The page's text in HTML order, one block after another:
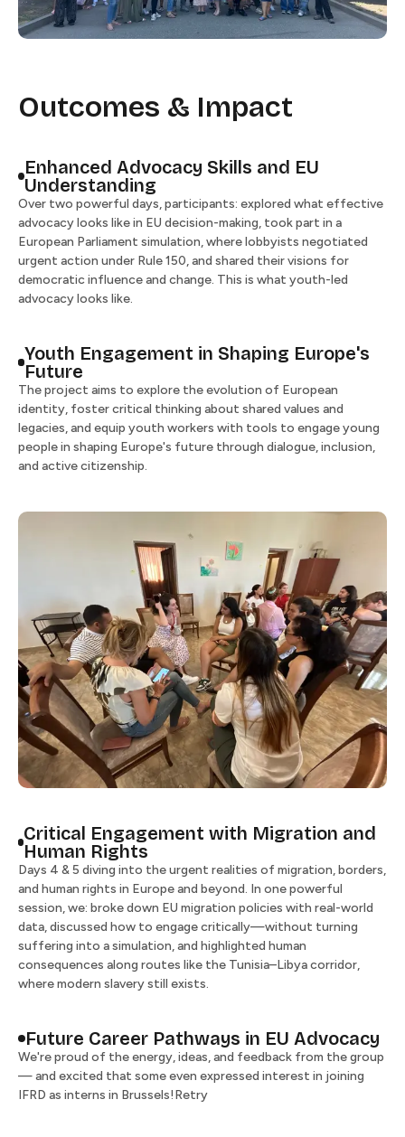
Outcomes & Impact
Enhanced Advocacy Skills and EU
Understanding​​​​‌ ‍ ​‍​‍‌‍ ‌ ​‍‌‍‍‌‌‍‌ ‌‍‍‌‌‍ ‍​‍​‍​ ‍‍​‍​‍‌ ​ ‌‍​‌‌‍ ‍‌‍‍‌‌ ‌​‌ ‍‌​‍ ‍‌‍‍‌‌‍ ​‍​‍​‍ ​​‍​‍‌‍‍​‌ ​‍‌‍‌‌‌‍‌‍​‍​‍​ ‍‍​‍​‍​‍ ‌ ​ ‌ ‌​‌ ‌‌‌‍‌​‌‍‍‌‌‍ ​‍ ‌‍‍‌‌‍ ‍‌ ‌​‌‍‌‌‌‍ ‍‌ ‌​​‍ ‌‍‌‌‌‍‌​‌‍‍‌‌ ‌​​‍ ‌‍ ‌‌‍ ‌‍‌​‌‍‌‌​ ‌‌ ​​‌ ​‍‌‍‌‌‌ ​ ‌‍‌‌‌‍ ‍‌ ‌​‌‍​‌‌ ‌​‌‍‍‌‌‍ ‌‍ ‍​ ‍ ‌‍‍‌‌‍‌​​ ‌‌‍‌‌‌‍​‍​ ​‌​ ‌​​ ‌ ​ ‌ ​ ​​‌‍‌‍​‍ ‌‌‍​‍​ ​​​ ‌‍​ ​‌​‍ ‌​ ‌​‌‍‌‌​ ​​‌‍‌‍​‍ ‌​ ‍‌​ ​​​ ‌‌​ ​ ​‍ ‌​ ‌​​ ‌‍‌‍​‌​ ​‌‌‍‌​‌‍‌‍​ ‌ ​ ​‌‌‍‌‌‌‍​ ‌‍‌‍‌‍​ ​ ‍ ‌ ‌​‌ ‍‌‌ ​​‌‍‌‌​ ‌‌ ​​‌ ​‍‌‍ ‌‍‍‍‌‍‌‌‌‍​ ‌ ‌​​ ‍ ‌ ​​‌‍​‌‌ ‌​‌‍‍​​ ‌‌‍ ‌ ‌‌‌ ‌​‌‍​ ‌‍ ‌‍ ‌‌‍‌‌‌ ​ ​‍‌‌​ ‌‌‌​​‍‌‌ ‌‍‍ ‌‍‌‌‌ ‍‌​‍‌‌​ ​ ‌​‌​​‍‌‌​ ​ ‌​‌​​‍‌‌​ ​‍​ ​‍​ ​ ​ ​‍​ ‌ ‌‍‌‍‌‍​‍‌‍‌​​ ‍​​ ​ ‌‍​‍​ ‌​‌‍‌​‌‍‌‌​‍‌‌​ ​‍​ ​‍​‍‌‌​ ‌‌‌​‌​​‍ ‍‌ ‌​‌‍‍‌‌ ‌​‌‍ ​‌‍‌‌​ ‌‍​‍‌‍​‌‌ ​ ‌‍‌‌‌‌‌‌‌ ​‍‌‍ ​​ ‌​‍‌‌​ ​‍‌​‌‍‌ ​ ‌ ‌​‌ ‌‌‌‍‌​‌‍‍‌‌‍ ​‍‌‍‌‍‍‌‌‍‌​​ ‌‌‍‌‌‌‍​‍​ ​‌​ ‌​​ ‌ ​ ‌ ​ ​​‌‍‌‍​‍ ‌‌‍​‍​ ​​​ ‌‍​ ​‌​‍ ‌​ ‌​‌‍‌‌​ ​​‌‍‌‍​‍ ‌​ ‍‌​ ​​​ ‌‌​ ​ ​‍ ‌​ ‌​​ ‌‍‌‍​‌​ ​‌‌‍‌​‌‍‌‍​ ‌ ​ ​‌‌‍‌‌‌‍​ ‌‍‌‍‌‍​ ​‍‌‍‌ ‌​‌ ‍‌‌ ​​‌‍‌‌​ ‌‌ ​​‌ ​‍‌‍ ‌‍‍‍‌‍‌‌‌‍​ ‌ ‌​​‍‌‍‌ ​​‌‍​‌‌ ‌​‌‍‍​​ ‌‌‍ ‌ ‌‌‌ ‌​‌‍​ ‌‍ ‌‍ ‌‌‍‌‌‌ ​ ​‍‌‌​ ‌‌‌​​‍‌‌ ‌‍‍ ‌‍‌‌‌ ‍‌​‍‌‌​ ​ ‌​‌​​‍‌‌​ ​ ‌​‌​​‍‌‌​ ​‍​ ​‍​ ​ ​ ​‍​ ‌ ‌‍‌‍‌‍​‍‌‍‌​​ ‍​​ ​ ‌‍​‍​ ‌​‌‍‌​‌‍‌‌​‍‌‌​ ​‍​ ​‍​‍‌‌​ ‌‌‌​‌​​‍ ‍‌ ‌​‌‍‍‌‌ ‌​‌‍ ​‌‍‌‌​‍‌‍‌ ​​‌‍‌‌‌ ​‍‌ ​ ‌ ​​‌‍‌‌‌‍​ ‌ ‌​‌‍‍‌‌ ‌‍‌‍‌‌​ ‌‌ ​​‌ ‌‌‌‍​‍‌‍ ​‌‍‍‌‌ ​ ‌‍‍​‌‍‌‌‌‍‌​​‍​‍‌ ‌
Over two powerful days, participants: explored what effective
advocacy looks like in EU decision-making, took part in a
European Parliament simulation, where lobbyists negotiated
urgent action under Rule 150, and shared their visions for
democratic influence and change. This is what youth-led
advocacy looks like. ​​​​‌ ‍ ​‍​‍‌‍ ‌ ​‍‌‍‍‌‌‍‌ ‌‍‍‌‌‍ ‍​‍​‍​ ‍‍​‍​‍‌ ​ ‌‍​‌‌‍ ‍‌‍‍‌‌ ‌​‌ ‍‌​‍ ‍‌‍‍‌‌‍ ​‍​‍​‍ ​​‍​‍‌‍‍​‌ ​‍‌‍‌‌‌‍‌‍​‍​‍​ ‍‍​‍​‍​‍ ‌ ​ ‌ ‌​‌ ‌‌‌‍‌​‌‍‍‌‌‍ ​‍ ‌‍‍‌‌‍ ‍‌ ‌​‌‍‌‌‌‍ ‍‌ ‌​​‍ ‌‍‌‌‌‍‌​‌‍‍‌‌ ‌​​‍ ‌‍ ‌‌‍ ‌‍‌​‌‍‌‌​ ‌‌ ​​‌ ​‍‌‍‌‌‌ ​ ‌‍‌‌‌‍ ‍‌ ‌​‌‍​‌‌ ‌​‌‍‍‌‌‍ ‌‍ ‍​ ‍ ‌‍‍‌‌‍‌​​ ‌‌‍‌‌‌‍​‍​ ​‌​ ‌​​ ‌ ​ ‌ ​ ​​‌‍‌‍​‍ ‌‌‍​‍​ ​​​ ‌‍​ ​‌​‍ ‌​ ‌​‌‍‌‌​ ​​‌‍‌‍​‍ ‌​ ‍‌​ ​​​ ‌‌​ ​ ​‍ ‌​ ‌​​ ‌‍‌‍​‌​ ​‌‌‍‌​‌‍‌‍​ ‌ ​ ​‌‌‍‌‌‌‍​ ‌‍‌‍‌‍​ ​ ‍ ‌ ‌​‌ ‍‌‌ ​​‌‍‌‌​ ‌‌ ​​‌ ​‍‌‍ ‌‍‍‍‌‍‌‌‌‍​ ‌ ‌​​ ‍ ‌ ​​‌‍​‌‌ ‌​‌‍‍​​ ‌‌‍ ‌ ‌‌‌ ‌​‌‍​ ‌‍ ‌‍ ‌‌‍‌‌‌ ​ ​‍‌‌​ ‌‌‌​​‍‌‌ ‌‍‍ ‌‍‌‌‌ ‍‌​‍‌‌​ ​ ‌​‌​​‍‌‌​ ​ ‌​‌​​‍‌‌​ ​‍​ ​‍​ ​ ​ ​‍​ ‌ ‌‍‌‍‌‍​‍‌‍‌​​ ‍​​ ​ ‌‍​‍​ ‌​‌‍‌​‌‍‌‌​‍‌‌​ ​‍​ ​‍​‍‌‌​ ‌‌‌​‌​​‍ ‍‌‍‌​‌‍‌‌‌ ​ ‌‍​ ‌ ​‍‌‍‍‌‌ ​​‌ ‌​‌‍‍‌‌‍ ‌‍ ‍​ ‌‍​‍‌‍​‌‌ ​ ‌‍‌‌‌‌‌‌‌ ​‍‌‍ ​​ ‌​‍‌‌​ ​‍‌​‌‍‌ ​ ‌ ‌​‌ ‌‌‌‍‌​‌‍‍‌‌‍ ​‍‌‍‌‍‍‌‌‍‌​​ ‌‌‍‌‌‌‍​‍​ ​‌​ ‌​​ ‌ ​ ‌ ​ ​​‌‍‌‍​‍ ‌‌‍​‍​ ​​​ ‌‍​ ​‌​‍ ‌​ ‌​‌‍‌‌​ ​​‌‍‌‍​‍ ‌​ ‍‌​ ​​​ ‌‌​ ​ ​‍ ‌​ ‌​​ ‌‍‌‍​‌​ ​‌‌‍‌​‌‍‌‍​ ‌ ​ ​‌‌‍‌‌‌‍​ ‌‍‌‍‌‍​ ​‍‌‍‌ ‌​‌ ‍‌‌ ​​‌‍‌‌​ ‌‌ ​​‌ ​‍‌‍ ‌‍‍‍‌‍‌‌‌‍​ ‌ ‌​​‍‌‍‌ ​​‌‍​‌‌ ‌​‌‍‍​​ ‌‌‍ ‌ ‌‌‌ ‌​‌‍​ ‌‍ ‌‍ ‌‌‍‌‌‌ ​ ​‍‌‌​ ‌‌‌​​‍‌‌ ‌‍‍ ‌‍‌‌‌ ‍‌​‍‌‌​ ​ ‌​‌​​‍‌‌​ ​ ‌​‌​​‍‌‌​ ​‍​ ​‍​ ​ ​ ​‍​ ‌ ‌‍‌‍‌‍​‍‌‍‌​​ ‍​​ ​ ‌‍​‍​ ‌​‌‍‌​‌‍‌‌​‍‌‌​ ​‍​ ​‍​‍‌‌​ ‌‌‌​‌​​‍ ‍‌‍‌​‌‍‌‌‌ ​ ‌‍​ ‌ ​‍‌‍‍‌‌ ​​‌ ‌​‌‍‍‌‌‍ ‌‍ ‍​‍‌‍‌ ​​‌‍‌‌‌ ​‍‌ ​ ‌ ​​‌‍‌‌‌‍​ ‌ ‌​‌‍‍‌‌ ‌‍‌‍‌‌​ ‌‌ ​​‌ ‌‌‌‍​‍‌‍ ​‌‍‍‌‌ ​ ‌‍‍​‌‍‌‌‌‍‌​​‍​‍‌ ‌
Youth Engagement in Shaping Europe's
Future​​​​‌ ‍ ​‍​‍‌‍ ‌ ​‍‌‍‍‌‌‍‌ ‌‍‍‌‌‍ ‍​‍​‍​ ‍‍​‍​‍‌ ​ ‌‍​‌‌‍ ‍‌‍‍‌‌ ‌​‌ ‍‌​‍ ‍‌‍‍‌‌‍ ​‍​‍​‍ ​​‍​‍‌‍‍​‌ ​‍‌‍‌‌‌‍‌‍​‍​‍​ ‍‍​‍​‍​‍ ‌ ​ ‌ ‌​‌ ‌‌‌‍‌​‌‍‍‌‌‍ ​‍ ‌‍‍‌‌‍ ‍‌ ‌​‌‍‌‌‌‍ ‍‌ ‌​​‍ ‌‍‌‌‌‍‌​‌‍‍‌‌ ‌​​‍ ‌‍ ‌‌‍ ‌‍‌​‌‍‌‌​ ‌‌ ​​‌ ​‍‌‍‌‌‌ ​ ‌‍‌‌‌‍ ‍‌ ‌​‌‍​‌‌ ‌​‌‍‍‌‌‍ ‌‍ ‍​ ‍ ‌‍‍‌‌‍‌​​ ‌‌‍‌‌‌‍​‍​ ​‌​ ‌​​ ‌ ​ ‌ ​ ​​‌‍‌‍​‍ ‌‌‍​‍​ ​​​ ‌‍​ ​‌​‍ ‌​ ‌​‌‍‌‌​ ​​‌‍‌‍​‍ ‌​ ‍‌​ ​​​ ‌‌​ ​ ​‍ ‌​ ‌​​ ‌‍‌‍​‌​ ​‌‌‍‌​‌‍‌‍​ ‌ ​ ​‌‌‍‌‌‌‍​ ‌‍‌‍‌‍​ ​ ‍ ‌ ‌​‌ ‍‌‌ ​​‌‍‌‌​ ‌‌ ​​‌ ​‍‌‍ ‌‍‍‍‌‍‌‌‌‍​ ‌ ‌​​ ‍ ‌ ​​‌‍​‌‌ ‌​‌‍‍​​ ‌‌‍ ‌ ‌‌‌ ‌​‌‍​ ‌‍ ‌‍ ‌‌‍‌‌‌ ​ ​‍‌‌​ ‌‌‌​​‍‌‌ ‌‍‍ ‌‍‌‌‌ ‍‌​‍‌‌​ ​ ‌​‌​​‍‌‌​ ​ ‌​‌​​‍‌‌​ ​‍​ ​‍‌‍​ ‌‍‌​‌‍​ ​ ‍‌​ ‌​​ ‍​​ ​​​ ‍​‌‍‌​‌‍​‍​ ‌ ​ ​‍​‍‌‌​ ​‍​ ​‍​‍‌‌​ ‌‌‌​‌​​‍ ‍‌ ‌​‌‍‍‌‌ ‌​‌‍ ​‌‍‌‌​ ‌‍​‍‌‍​‌‌ ​ ‌‍‌‌‌‌‌‌‌ ​‍‌‍ ​​ ‌​‍‌‌​ ​‍‌​‌‍‌ ​ ‌ ‌​‌ ‌‌‌‍‌​‌‍‍‌‌‍ ​‍‌‍‌‍‍‌‌‍‌​​ ‌‌‍‌‌‌‍​‍​ ​‌​ ‌​​ ‌ ​ ‌ ​ ​​‌‍‌‍​‍ ‌‌‍​‍​ ​​​ ‌‍​ ​‌​‍ ‌​ ‌​‌‍‌‌​ ​​‌‍‌‍​‍ ‌​ ‍‌​ ​​​ ‌‌​ ​ ​‍ ‌​ ‌​​ ‌‍‌‍​‌​ ​‌‌‍‌​‌‍‌‍​ ‌ ​ ​‌‌‍‌‌‌‍​ ‌‍‌‍‌‍​ ​‍‌‍‌ ‌​‌ ‍‌‌ ​​‌‍‌‌​ ‌‌ ​​‌ ​‍‌‍ ‌‍‍‍‌‍‌‌‌‍​ ‌ ‌​​‍‌‍‌ ​​‌‍​‌‌ ‌​‌‍‍​​ ‌‌‍ ‌ ‌‌‌ ‌​‌‍​ ‌‍ ‌‍ ‌‌‍‌‌‌ ​ ​‍‌‌​ ‌‌‌​​‍‌‌ ‌‍‍ ‌‍‌‌‌ ‍‌​‍‌‌​ ​ ‌​‌​​‍‌‌​ ​ ‌​‌​​‍‌‌​ ​‍​ ​‍‌‍​ ‌‍‌​‌‍​ ​ ‍‌​ ‌​​ ‍​​ ​​​ ‍​‌‍‌​‌‍​‍​ ‌ ​ ​‍​‍‌‌​ ​‍​ ​‍​‍‌‌​ ‌‌‌​‌​​‍ ‍‌ ‌​‌‍‍‌‌ ‌​‌‍ ​‌‍‌‌​‍‌‍‌ ​​‌‍‌‌‌ ​‍‌ ​ ‌ ​​‌‍‌‌‌‍​ ‌ ‌​‌‍‍‌‌ ‌‍‌‍‌‌​ ‌‌ ​​‌ ‌‌‌‍​‍‌‍ ​‌‍‍‌‌ ​ ‌‍‍​‌‍‌‌‌‍‌​​‍​‍‌ ‌
The project aims to explore the evolution of European
identity, foster critical thinking about shared values and
legacies, and equip youth workers with tools to engage young
people in shaping Europe's future through dialogue, inclusion,
and active citizenship. ​​​​‌ ‍ ​‍​‍‌‍ ‌ ​‍‌‍‍‌‌‍‌ ‌‍‍‌‌‍ ‍​‍​‍​ ‍‍​‍​‍‌ ​ ‌‍​‌‌‍ ‍‌‍‍‌‌ ‌​‌ ‍‌​‍ ‍‌‍‍‌‌‍ ​‍​‍​‍ ​​‍​‍‌‍‍​‌ ​‍‌‍‌‌‌‍‌‍​‍​‍​ ‍‍​‍​‍​‍ ‌ ​ ‌ ‌​‌ ‌‌‌‍‌​‌‍‍‌‌‍ ​‍ ‌‍‍‌‌‍ ‍‌ ‌​‌‍‌‌‌‍ ‍‌ ‌​​‍ ‌‍‌‌‌‍‌​‌‍‍‌‌ ‌​​‍ ‌‍ ‌‌‍ ‌‍‌​‌‍‌‌​ ‌‌ ​​‌ ​‍‌‍‌‌‌ ​ ‌‍‌‌‌‍ ‍‌ ‌​‌‍​‌‌ ‌​‌‍‍‌‌‍ ‌‍ ‍​ ‍ ‌‍‍‌‌‍‌​​ ‌‌‍‌‌‌‍​‍​ ​‌​ ‌​​ ‌ ​ ‌ ​ ​​‌‍‌‍​‍ ‌‌‍​‍​ ​​​ ‌‍​ ​‌​‍ ‌​ ‌​‌‍‌‌​ ​​‌‍‌‍​‍ ‌​ ‍‌​ ​​​ ‌‌​ ​ ​‍ ‌​ ‌​​ ‌‍‌‍​‌​ ​‌‌‍‌​‌‍‌‍​ ‌ ​ ​‌‌‍‌‌‌‍​ ‌‍‌‍‌‍​ ​ ‍ ‌ ‌​‌ ‍‌‌ ​​‌‍‌‌​ ‌‌ ​​‌ ​‍‌‍ ‌‍‍‍‌‍‌‌‌‍​ ‌ ‌​​ ‍ ‌ ​​‌‍​‌‌ ‌​‌‍‍​​ ‌‌‍ ‌ ‌‌‌ ‌​‌‍​ ‌‍ ‌‍ ‌‌‍‌‌‌ ​ ​‍‌‌​ ‌‌‌​​‍‌‌ ‌‍‍ ‌‍‌‌‌ ‍‌​‍‌‌​ ​ ‌​‌​​‍‌‌​ ​ ‌​‌​​‍‌‌​ ​‍​ ​‍‌‍​ ‌‍‌​‌‍​ ​ ‍‌​ ‌​​ ‍​​ ​​​ ‍​‌‍‌​‌‍​‍​ ‌ ​ ​‍​‍‌‌​ ​‍​ ​‍​‍‌‌​ ‌‌‌​‌​​‍ ‍‌‍‌​‌‍‌‌‌ ​ ‌‍​ ‌ ​‍‌‍‍‌‌ ​​‌ ‌​‌‍‍‌‌‍ ‌‍ ‍​ ‌‍​‍‌‍​‌‌ ​ ‌‍‌‌‌‌‌‌‌ ​‍‌‍ ​​ ‌​‍‌‌​ ​‍‌​‌‍‌ ​ ‌ ‌​‌ ‌‌‌‍‌​‌‍‍‌‌‍ ​‍‌‍‌‍‍‌‌‍‌​​ ‌‌‍‌‌‌‍​‍​ ​‌​ ‌​​ ‌ ​ ‌ ​ ​​‌‍‌‍​‍ ‌‌‍​‍​ ​​​ ‌‍​ ​‌​‍ ‌​ ‌​‌‍‌‌​ ​​‌‍‌‍​‍ ‌​ ‍‌​ ​​​ ‌‌​ ​ ​‍ ‌​ ‌​​ ‌‍‌‍​‌​ ​‌‌‍‌​‌‍‌‍​ ‌ ​ ​‌‌‍‌‌‌‍​ ‌‍‌‍‌‍​ ​‍‌‍‌ ‌​‌ ‍‌‌ ​​‌‍‌‌​ ‌‌ ​​‌ ​‍‌‍ ‌‍‍‍‌‍‌‌‌‍​ ‌ ‌​​‍‌‍‌ ​​‌‍​‌‌ ‌​‌‍‍​​ ‌‌‍ ‌ ‌‌‌ ‌​‌‍​ ‌‍ ‌‍ ‌‌‍‌‌‌ ​ ​‍‌‌​ ‌‌‌​​‍‌‌ ‌‍‍ ‌‍‌‌‌ ‍‌​‍‌‌​ ​ ‌​‌​​‍‌‌​ ​ ‌​‌​​‍‌‌​ ​‍​ ​‍‌‍​ ‌‍‌​‌‍​ ​ ‍‌​ ‌​​ ‍​​ ​​​ ‍​‌‍‌​‌‍​‍​ ‌ ​ ​‍​‍‌‌​ ​‍​ ​‍​‍‌‌​ ‌‌‌​‌​​‍ ‍‌‍‌​‌‍‌‌‌ ​ ‌‍​ ‌ ​‍‌‍‍‌‌ ​​‌ ‌​‌‍‍‌‌‍ ‌‍ ‍​‍‌‍‌ ​​‌‍‌‌‌ ​‍‌ ​ ‌ ​​‌‍‌‌‌‍​ ‌ ‌​‌‍‍‌‌ ‌‍‌‍‌‌​ ‌‌ ​​‌ ‌‌‌‍​‍‌‍ ​‌‍‍‌‌ ​ ‌‍‍​‌‍‌‌‌‍‌​​‍​‍‌ ‌
Critical Engagement with Migration and
Human Rights​​​​‌ ‍ ​‍​‍‌‍ ‌ ​‍‌‍‍‌‌‍‌ ‌‍‍‌‌‍ ‍​‍​‍​ ‍‍​‍​‍‌ ​ ‌‍​‌‌‍ ‍‌‍‍‌‌ ‌​‌ ‍‌​‍ ‍‌‍‍‌‌‍ ​‍​‍​‍ ​​‍​‍‌‍‍​‌ ​‍‌‍‌‌‌‍‌‍​‍​‍​ ‍‍​‍​‍​‍ ‌ ​ ‌ ‌​‌ ‌‌‌‍‌​‌‍‍‌‌‍ ​‍ ‌‍‍‌‌‍ ‍‌ ‌​‌‍‌‌‌‍ ‍‌ ‌​​‍ ‌‍‌‌‌‍‌​‌‍‍‌‌ ‌​​‍ ‌‍ ‌‌‍ ‌‍‌​‌‍‌‌​ ‌‌ ​​‌ ​‍‌‍‌‌‌ ​ ‌‍‌‌‌‍ ‍‌ ‌​‌‍​‌‌ ‌​‌‍‍‌‌‍ ‌‍ ‍​ ‍ ‌‍‍‌‌‍‌​​ ‌‌‍‌‌‌‍​‍​ ​‌​ ‌​​ ‌ ​ ‌ ​ ​​‌‍‌‍​‍ ‌‌‍​‍​ ​​​ ‌‍​ ​‌​‍ ‌​ ‌​‌‍‌‌​ ​​‌‍‌‍​‍ ‌​ ‍‌​ ​​​ ‌‌​ ​ ​‍ ‌​ ‌​​ ‌‍‌‍​‌​ ​‌‌‍‌​‌‍‌‍​ ‌ ​ ​‌‌‍‌‌‌‍​ ‌‍‌‍‌‍​ ​ ‍ ‌ ‌​‌ ‍‌‌ ​​‌‍‌‌​ ‌‌ ​​‌ ​‍‌‍ ‌‍‍‍‌‍‌‌‌‍​ ‌ ‌​​ ‍ ‌ ​​‌‍​‌‌ ‌​‌‍‍​​ ‌‌‍ ‌ ‌‌‌ ‌​‌‍​ ‌‍ ‌‍ ‌‌‍‌‌‌ ​ ​‍‌‌​ ‌‌‌​​‍‌‌ ‌‍‍ ‌‍‌‌‌ ‍‌​‍‌‌​ ​ ‌​‌​​‍‌‌​ ​ ‌​‌​​‍‌‌​ ​‍​ ​‍‌‍​‍‌‍​‌‌‍​ ​ ‌ ​ ​ ​ ‌‍​ ‌‍​ ‍‌​ ​​​ ​‍​ ‌‍​ ‍​​‍‌‌​ ​‍​ ​‍​‍‌‌​ ‌‌‌​‌​​‍ ‍‌ ‌​‌‍‍‌‌ ‌​‌‍ ​‌‍‌‌​ ‌‍​‍‌‍​‌‌ ​ ‌‍‌‌‌‌‌‌‌ ​‍‌‍ ​​ ‌​‍‌‌​ ​‍‌​‌‍‌ ​ ‌ ‌​‌ ‌‌‌‍‌​‌‍‍‌‌‍ ​‍‌‍‌‍‍‌‌‍‌​​ ‌‌‍‌‌‌‍​‍​ ​‌​ ‌​​ ‌ ​ ‌ ​ ​​‌‍‌‍​‍ ‌‌‍​‍​ ​​​ ‌‍​ ​‌​‍ ‌​ ‌​‌‍‌‌​ ​​‌‍‌‍​‍ ‌​ ‍‌​ ​​​ ‌‌​ ​ ​‍ ‌​ ‌​​ ‌‍‌‍​‌​ ​‌‌‍‌​‌‍‌‍​ ‌ ​ ​‌‌‍‌‌‌‍​ ‌‍‌‍‌‍​ ​‍‌‍‌ ‌​‌ ‍‌‌ ​​‌‍‌‌​ ‌‌ ​​‌ ​‍‌‍ ‌‍‍‍‌‍‌‌‌‍​ ‌ ‌​​‍‌‍‌ ​​‌‍​‌‌ ‌​‌‍‍​​ ‌‌‍ ‌ ‌‌‌ ‌​‌‍​ ‌‍ ‌‍ ‌‌‍‌‌‌ ​ ​‍‌‌​ ‌‌‌​​‍‌‌ ‌‍‍ ‌‍‌‌‌ ‍‌​‍‌‌​ ​ ‌​‌​​‍‌‌​ ​ ‌​‌​​‍‌‌​ ​‍​ ​‍‌‍​‍‌‍​‌‌‍​ ​ ‌ ​ ​ ​ ‌‍​ ‌‍​ ‍‌​ ​​​ ​‍​ ‌‍​ ‍​​‍‌‌​ ​‍​ ​‍​‍‌‌​ ‌‌‌​‌​​‍ ‍‌ ‌​‌‍‍‌‌ ‌​‌‍ ​‌‍‌‌​‍‌‍‌ ​​‌‍‌‌‌ ​‍‌ ​ ‌ ​​‌‍‌‌‌‍​ ‌ ‌​‌‍‍‌‌ ‌‍‌‍‌‌​ ‌‌ ​​‌ ‌‌‌‍​‍‌‍ ​‌‍‍‌‌ ​ ‌‍‍​‌‍‌‌‌‍‌​​‍​‍‌ ‌
Days 4 & 5 diving into the urgent realities of migration, borders,
and human rights in Europe and beyond. In one powerful
session, we: broke down EU migration policies with real-world
data, discussed how to engage critically—without turning
suffering into a simulation, and highlighted human
consequences along routes like the Tunisia–Libya corridor,
where modern slavery still exists. ​​​​‌ ‍ ​‍​‍‌‍ ‌ ​‍‌‍‍‌‌‍‌ ‌‍‍‌‌‍ ‍​‍​‍​ ‍‍​‍​‍‌ ​ ‌‍​‌‌‍ ‍‌‍‍‌‌ ‌​‌ ‍‌​‍ ‍‌‍‍‌‌‍ ​‍​‍​‍ ​​‍​‍‌‍‍​‌ ​‍‌‍‌‌‌‍‌‍​‍​‍​ ‍‍​‍​‍​‍ ‌ ​ ‌ ‌​‌ ‌‌‌‍‌​‌‍‍‌‌‍ ​‍ ‌‍‍‌‌‍ ‍‌ ‌​‌‍‌‌‌‍ ‍‌ ‌​​‍ ‌‍‌‌‌‍‌​‌‍‍‌‌ ‌​​‍ ‌‍ ‌‌‍ ‌‍‌​‌‍‌‌​ ‌‌ ​​‌ ​‍‌‍‌‌‌ ​ ‌‍‌‌‌‍ ‍‌ ‌​‌‍​‌‌ ‌​‌‍‍‌‌‍ ‌‍ ‍​ ‍ ‌‍‍‌‌‍‌​​ ‌‌‍‌‌‌‍​‍​ ​‌​ ‌​​ ‌ ​ ‌ ​ ​​‌‍‌‍​‍ ‌‌‍​‍​ ​​​ ‌‍​ ​‌​‍ ‌​ ‌​‌‍‌‌​ ​​‌‍‌‍​‍ ‌​ ‍‌​ ​​​ ‌‌​ ​ ​‍ ‌​ ‌​​ ‌‍‌‍​‌​ ​‌‌‍‌​‌‍‌‍​ ‌ ​ ​‌‌‍‌‌‌‍​ ‌‍‌‍‌‍​ ​ ‍ ‌ ‌​‌ ‍‌‌ ​​‌‍‌‌​ ‌‌ ​​‌ ​‍‌‍ ‌‍‍‍‌‍‌‌‌‍​ ‌ ‌​​ ‍ ‌ ​​‌‍​‌‌ ‌​‌‍‍​​ ‌‌‍ ‌ ‌‌‌ ‌​‌‍​ ‌‍ ‌‍ ‌‌‍‌‌‌ ​ ​‍‌‌​ ‌‌‌​​‍‌‌ ‌‍‍ ‌‍‌‌‌ ‍‌​‍‌‌​ ​ ‌​‌​​‍‌‌​ ​ ‌​‌​​‍‌‌​ ​‍​ ​‍‌‍​‍‌‍​‌‌‍​ ​ ‌ ​ ​ ​ ‌‍​ ‌‍​ ‍‌​ ​​​ ​‍​ ‌‍​ ‍​​‍‌‌​ ​‍​ ​‍​‍‌‌​ ‌‌‌​‌​​‍ ‍‌‍‌​‌‍‌‌‌ ​ ‌‍​ ‌ ​‍‌‍‍‌‌ ​​‌ ‌​‌‍‍‌‌‍ ‌‍ ‍​ ‌‍​‍‌‍​‌‌ ​ ‌‍‌‌‌‌‌‌‌ ​‍‌‍ ​​ ‌​‍‌‌​ ​‍‌​‌‍‌ ​ ‌ ‌​‌ ‌‌‌‍‌​‌‍‍‌‌‍ ​‍‌‍‌‍‍‌‌‍‌​​ ‌‌‍‌‌‌‍​‍​ ​‌​ ‌​​ ‌ ​ ‌ ​ ​​‌‍‌‍​‍ ‌‌‍​‍​ ​​​ ‌‍​ ​‌​‍ ‌​ ‌​‌‍‌‌​ ​​‌‍‌‍​‍ ‌​ ‍‌​ ​​​ ‌‌​ ​ ​‍ ‌​ ‌​​ ‌‍‌‍​‌​ ​‌‌‍‌​‌‍‌‍​ ‌ ​ ​‌‌‍‌‌‌‍​ ‌‍‌‍‌‍​ ​‍‌‍‌ ‌​‌ ‍‌‌ ​​‌‍‌‌​ ‌‌ ​​‌ ​‍‌‍ ‌‍‍‍‌‍‌‌‌‍​ ‌ ‌​​‍‌‍‌ ​​‌‍​‌‌ ‌​‌‍‍​​ ‌‌‍ ‌ ‌‌‌ ‌​‌‍​ ‌‍ ‌‍ ‌‌‍‌‌‌ ​ ​‍‌‌​ ‌‌‌​​‍‌‌ ‌‍‍ ‌‍‌‌‌ ‍‌​‍‌‌​ ​ ‌​‌​​‍‌‌​ ​ ‌​‌​​‍‌‌​ ​‍​ ​‍‌‍​‍‌‍​‌‌‍​ ​ ‌ ​ ​ ​ ‌‍​ ‌‍​ ‍‌​ ​​​ ​‍​ ‌‍​ ‍​​‍‌‌​ ​‍​ ​‍​‍‌‌​ ‌‌‌​‌​​‍ ‍‌‍‌​‌‍‌‌‌ ​ ‌‍​ ‌ ​‍‌‍‍‌‌ ​​‌ ‌​‌‍‍‌‌‍ ‌‍ ‍​‍‌‍‌ ​​‌‍‌‌‌ ​‍‌ ​ ‌ ​​‌‍‌‌‌‍​ ‌ ‌​‌‍‍‌‌ ‌‍‌‍‌‌​ ‌‌ ​​‌ ‌‌‌‍​‍‌‍ ​‌‍‍‌‌ ​ ‌‍‍​‌‍‌‌‌‍‌​​‍​‍‌ ‌
Future Career Pathways in EU Advocacy​​​​‌ ‍ ​‍​‍‌‍ ‌ ​‍‌‍‍‌‌‍‌ ‌‍‍‌‌‍ ‍​‍​‍​ ‍‍​‍​‍‌ ​ ‌‍​‌‌‍ ‍‌‍‍‌‌ ‌​‌ ‍‌​‍ ‍‌‍‍‌‌‍ ​‍​‍​‍ ​​‍​‍‌‍‍​‌ ​‍‌‍‌‌‌‍‌‍​‍​‍​ ‍‍​‍​‍​‍ ‌ ​ ‌ ‌​‌ ‌‌‌‍‌​‌‍‍‌‌‍ ​‍ ‌‍‍‌‌‍ ‍‌ ‌​‌‍‌‌‌‍ ‍‌ ‌​​‍ ‌‍‌‌‌‍‌​‌‍‍‌‌ ‌​​‍ ‌‍ ‌‌‍ ‌‍‌​‌‍‌‌​ ‌‌ ​​‌ ​‍‌‍‌‌‌ ​ ‌‍‌‌‌‍ ‍‌ ‌​‌‍​‌‌ ‌​‌‍‍‌‌‍ ‌‍ ‍​ ‍ ‌‍‍‌‌‍‌​​ ‌‌‍‌‌‌‍​‍​ ​‌​ ‌​​ ‌ ​ ‌ ​ ​​‌‍‌‍​‍ ‌‌‍​‍​ ​​​ ‌‍​ ​‌​‍ ‌​ ‌​‌‍‌‌​ ​​‌‍‌‍​‍ ‌​ ‍‌​ ​​​ ‌‌​ ​ ​‍ ‌​ ‌​​ ‌‍‌‍​‌​ ​‌‌‍‌​‌‍‌‍​ ‌ ​ ​‌‌‍‌‌‌‍​ ‌‍‌‍‌‍​ ​ ‍ ‌ ‌​‌ ‍‌‌ ​​‌‍‌‌​ ‌‌ ​​‌ ​‍‌‍ ‌‍‍‍‌‍‌‌‌‍​ ‌ ‌​​ ‍ ‌ ​​‌‍​‌‌ ‌​‌‍‍​​ ‌‌‍ ‌ ‌‌‌ ‌​‌‍​ ‌‍ ‌‍ ‌‌‍‌‌‌ ​ ​‍‌‌​ ‌‌‌​​‍‌‌ ‌‍‍ ‌‍‌‌‌ ‍‌​‍‌‌​ ​ ‌​‌​​‍‌‌​ ​ ‌​‌​​‍‌‌​ ​‍​ ​‍‌‍‌‌​ ​​‌‍‌‍​ ‌‍​ ​‍​ ‌‌‌‍​‌‌‍​ ​ ‍​‌‍‌‍‌‍‌‍​ ​ ​‍‌‌​ ​‍​ ​‍​‍‌‌​ ‌‌‌​‌​​‍ ‍‌ ‌​‌‍‍‌‌ ‌​‌‍ ​‌‍‌‌​ ‌‍​‍‌‍​‌‌ ​ ‌‍‌‌‌‌‌‌‌ ​‍‌‍ ​​ ‌​‍‌‌​ ​‍‌​‌‍‌ ​ ‌ ‌​‌ ‌‌‌‍‌​‌‍‍‌‌‍ ​‍‌‍‌‍‍‌‌‍‌​​ ‌‌‍‌‌‌‍​‍​ ​‌​ ‌​​ ‌ ​ ‌ ​ ​​‌‍‌‍​‍ ‌‌‍​‍​ ​​​ ‌‍​ ​‌​‍ ‌​ ‌​‌‍‌‌​ ​​‌‍‌‍​‍ ‌​ ‍‌​ ​​​ ‌‌​ ​ ​‍ ‌​ ‌​​ ‌‍‌‍​‌​ ​‌‌‍‌​‌‍‌‍​ ‌ ​ ​‌‌‍‌‌‌‍​ ‌‍‌‍‌‍​ ​‍‌‍‌ ‌​‌ ‍‌‌ ​​‌‍‌‌​ ‌‌ ​​‌ ​‍‌‍ ‌‍‍‍‌‍‌‌‌‍​ ‌ ‌​​‍‌‍‌ ​​‌‍​‌‌ ‌​‌‍‍​​ ‌‌‍ ‌ ‌‌‌ ‌​‌‍​ ‌‍ ‌‍ ‌‌‍‌‌‌ ​ ​‍‌‌​ ‌‌‌​​‍‌‌ ‌‍‍ ‌‍‌‌‌ ‍‌​‍‌‌​ ​ ‌​‌​​‍‌‌​ ​ ‌​‌​​‍‌‌​ ​‍​ ​‍‌‍‌‌​ ​​‌‍‌‍​ ‌‍​ ​‍​ ‌‌‌‍​‌‌‍​ ​ ‍​‌‍‌‍‌‍‌‍​ ​ ​‍‌‌​ ​‍​ ​‍​‍‌‌​ ‌‌‌​‌​​‍ ‍‌ ‌​‌‍‍‌‌ ‌​‌‍ ​‌‍‌‌​‍‌‍‌ ​​‌‍‌‌‌ ​‍‌ ​ ‌ ​​‌‍‌‌‌‍​ ‌ ‌​‌‍‍‌‌ ‌‍‌‍‌‌​ ‌‌ ​​‌ ‌‌‌‍​‍‌‍ ​‌‍‍‌‌ ​ ‌‍‍​‌‍‌‌‌‍‌​​‍​‍‌ ‌
We're proud of the energy, ideas, and feedback from the group
— and excited that some even expressed interest in joining
IFRD as interns in Brussels!Retry​​​​‌ ‍ ​‍​‍‌‍ ‌ ​‍‌‍‍‌‌‍‌ ‌‍‍‌‌‍ ‍​‍​‍​ ‍‍​‍​‍‌ ​ ‌‍​‌‌‍ ‍‌‍‍‌‌ ‌​‌ ‍‌​‍ ‍‌‍‍‌‌‍ ​‍​‍​‍ ​​‍​‍‌‍‍​‌ ​‍‌‍‌‌‌‍‌‍​‍​‍​ ‍‍​‍​‍​‍ ‌ ​ ‌ ‌​‌ ‌‌‌‍‌​‌‍‍‌‌‍ ​‍ ‌‍‍‌‌‍ ‍‌ ‌​‌‍‌‌‌‍ ‍‌ ‌​​‍ ‌‍‌‌‌‍‌​‌‍‍‌‌ ‌​​‍ ‌‍ ‌‌‍ ‌‍‌​‌‍‌‌​ ‌‌ ​​‌ ​‍‌‍‌‌‌ ​ ‌‍‌‌‌‍ ‍‌ ‌​‌‍​‌‌ ‌​‌‍‍‌‌‍ ‌‍ ‍​ ‍ ‌‍‍‌‌‍‌​​ ‌‌‍‌‌‌‍​‍​ ​‌​ ‌​​ ‌ ​ ‌ ​ ​​‌‍‌‍​‍ ‌‌‍​‍​ ​​​ ‌‍​ ​‌​‍ ‌​ ‌​‌‍‌‌​ ​​‌‍‌‍​‍ ‌​ ‍‌​ ​​​ ‌‌​ ​ ​‍ ‌​ ‌​​ ‌‍‌‍​‌​ ​‌‌‍‌​‌‍‌‍​ ‌ ​ ​‌‌‍‌‌‌‍​ ‌‍‌‍‌‍​ ​ ‍ ‌ ‌​‌ ‍‌‌ ​​‌‍‌‌​ ‌‌ ​​‌ ​‍‌‍ ‌‍‍‍‌‍‌‌‌‍​ ‌ ‌​​ ‍ ‌ ​​‌‍​‌‌ ‌​‌‍‍​​ ‌‌‍ ‌ ‌‌‌ ‌​‌‍​ ‌‍ ‌‍ ‌‌‍‌‌‌ ​ ​‍‌‌​ ‌‌‌​​‍‌‌ ‌‍‍ ‌‍‌‌‌ ‍‌​‍‌‌​ ​ ‌​‌​​‍‌‌​ ​ ‌​‌​​‍‌‌​ ​‍​ ​‍‌‍‌‌​ ​​‌‍‌‍​ ‌‍​ ​‍​ ‌‌‌‍​‌‌‍​ ​ ‍​‌‍‌‍‌‍‌‍​ ​ ​‍‌‌​ ​‍​ ​‍​‍‌‌​ ‌‌‌​‌​​‍ ‍‌‍‌​‌‍‌‌‌ ​ ‌‍​ ‌ ​‍‌‍‍‌‌ ​​‌ ‌​‌‍‍‌‌‍ ‌‍ ‍​ ‌‍​‍‌‍​‌‌ ​ ‌‍‌‌‌‌‌‌‌ ​‍‌‍ ​​ ‌​‍‌‌​ ​‍‌​‌‍‌ ​ ‌ ‌​‌ ‌‌‌‍‌​‌‍‍‌‌‍ ​‍‌‍‌‍‍‌‌‍‌​​ ‌‌‍‌‌‌‍​‍​ ​‌​ ‌​​ ‌ ​ ‌ ​ ​​‌‍‌‍​‍ ‌‌‍​‍​ ​​​ ‌‍​ ​‌​‍ ‌​ ‌​‌‍‌‌​ ​​‌‍‌‍​‍ ‌​ ‍‌​ ​​​ ‌‌​ ​ ​‍ ‌​ ‌​​ ‌‍‌‍​‌​ ​‌‌‍‌​‌‍‌‍​ ‌ ​ ​‌‌‍‌‌‌‍​ ‌‍‌‍‌‍​ ​‍‌‍‌ ‌​‌ ‍‌‌ ​​‌‍‌‌​ ‌‌ ​​‌ ​‍‌‍ ‌‍‍‍‌‍‌‌‌‍​ ‌ ‌​​‍‌‍‌ ​​‌‍​‌‌ ‌​‌‍‍​​ ‌‌‍ ‌ ‌‌‌ ‌​‌‍​ ‌‍ ‌‍ ‌‌‍‌‌‌ ​ ​‍‌‌​ ‌‌‌​​‍‌‌ ‌‍‍ ‌‍‌‌‌ ‍‌​‍‌‌​ ​ ‌​‌​​‍‌‌​ ​ ‌​‌​​‍‌‌​ ​‍​ ​‍‌‍‌‌​ ​​‌‍‌‍​ ‌‍​ ​‍​ ‌‌‌‍​‌‌‍​ ​ ‍​‌‍‌‍‌‍‌‍​ ​ ​‍‌‌​ ​‍​ ​‍​‍‌‌​ ‌‌‌​‌​​‍ ‍‌‍‌​‌‍‌‌‌ ​ ‌‍​ ‌ ​‍‌‍‍‌‌ ​​‌ ‌​‌‍‍‌‌‍ ‌‍ ‍​‍‌‍‌ ​​‌‍‌‌‌ ​‍‌ ​ ‌ ​​‌‍‌‌‌‍​ ‌ ‌​‌‍‍‌‌ ‌‍‌‍‌‌​ ‌‌ ​​‌ ‌‌‌‍​‍‌‍ ​‌‍‍‌‌ ​ ‌‍‍​‌‍‌‌‌‍‌​​‍​‍‌ ‌